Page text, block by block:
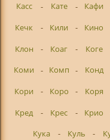
Касс
- Кате - Кафи
Кечк
- Кили - Кино
Клон
- Коаг - Коге
Коми
- Комп - Конд
Кори
- Коро - Коря
Кред
- Крес - Крио
Кука
- Куль -